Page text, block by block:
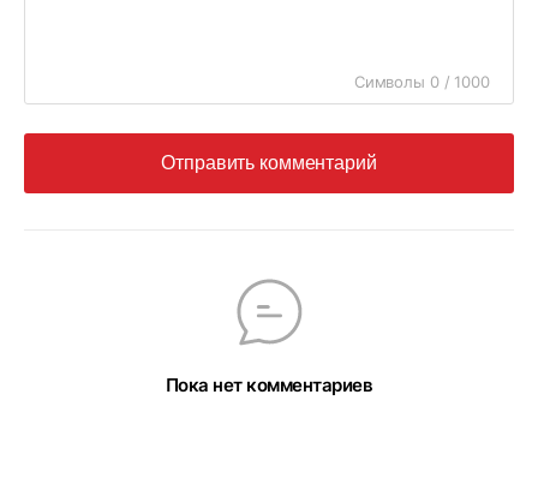
Символы 0 / 1000
Отправить комментарий
Пока нет комментариев